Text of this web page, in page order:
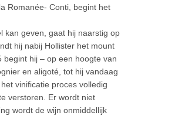
Romanée- Conti, begint het
kan geven, gaat hij naarstig op
hij nabij Hollister het mount
begint hij – op een hoogte van
en aligoté, tot hij vandaag
vinificatie proces volledig
verstoren. Er wordt niet
wordt de wijn onmiddellijk